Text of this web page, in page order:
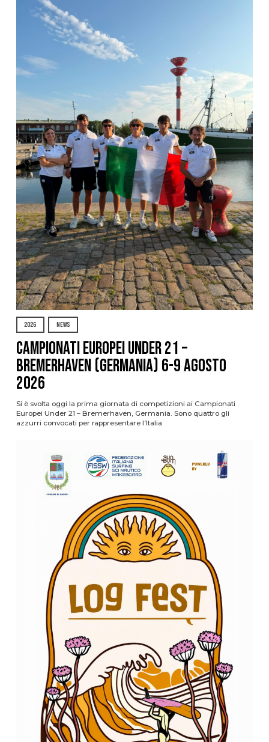
2026 NEWS
Campionati Europei Under 21 –
Bremerhaven (Germania) 6-9 agosto
2026
Si è svolta oggi la prima giornata di competizioni ai Campionati
Europei Under 21 – Bremerhaven, Germania. Sono quattro gli
azzurri convocati per rappresentare l’Italia